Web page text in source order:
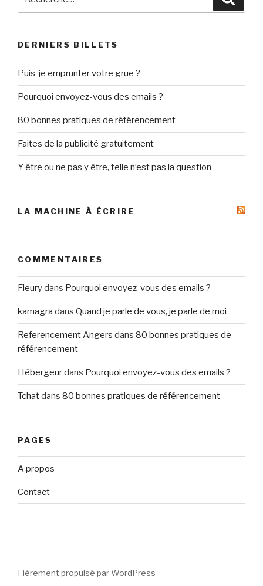
pour
DERNIERS BILLETS
Puis-je emprunter votre grue ?
Pourquoi envoyez-vous des emails ?
80 bonnes pratiques de référencement
Faites de la publicité gratuitement
Y être ou ne pas y être, telle n’est pas la question
LA MACHINE À ÉCRIRE
COMMENTAIRES
Fleurydans Pourquoi envoyez-vous des emails ?
kamagra dans Quand je parle de vous, je parle de moi
Referencement Angers dans 80 bonnes pratiques de
référencement
Hébergeurdans Pourquoi envoyez-vous des emails ?
Tchatdans 80 bonnes pratiques de référencement
PAGES
A propos
Contact
Fièrement propulsé par WordPress